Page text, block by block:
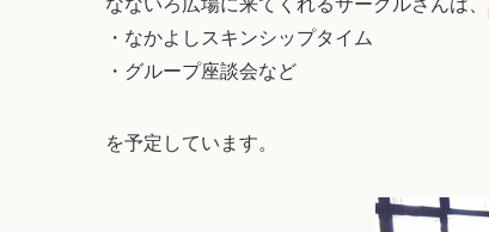
・なかよしスキンシップタイム
・グループ座談会など
を予定しています。